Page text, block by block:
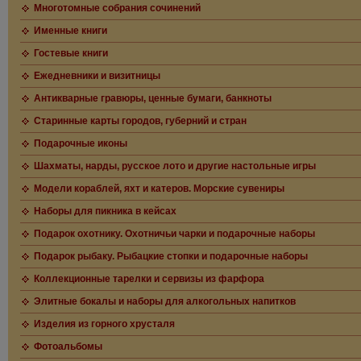
Многотомные собрания сочинений
Именные книги
Гостевые книги
Ежедневники и визитницы
Антикварные гравюры, ценные бумаги, банкноты
Старинные карты городов, губерний и стран
Подарочные иконы
Шахматы, нарды, русское лото и другие настольные игры
Модели кораблей, яхт и катеров. Морские сувениры
Наборы для пикника в кейсах
Подарок охотнику. Охотничьи чарки и подарочные наборы
Подарок рыбаку. Рыбацкие стопки и подарочные наборы
Коллекционные тарелки и сервизы из фарфора
Элитные бокалы и наборы для алкогольных напитков
Изделия из горного хрусталя
Фотоальбомы